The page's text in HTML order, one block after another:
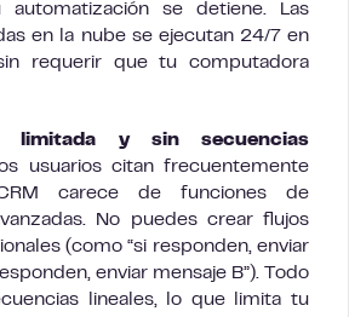
automatización se detiene. Las
en la nube se ejecutan 24/7 en
requerir que tu computadora
limitada y sin secuencias
usuarios citan frecuentemente
carece de funciones de
No puedes crear flujos
(como “si responden, enviar
enviar mensaje B”). Todo
lineales, lo que limita tu